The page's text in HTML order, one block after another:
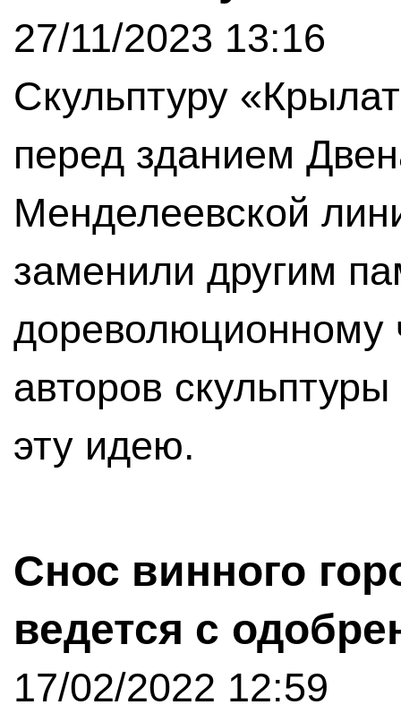
27/11/2023 13:16
Скульптуру
перед зданием
Менделеевской
заменили другим
дореволюционному
авторов
эту идею.
Снос винного
ведется с
17/02/2022 12:59